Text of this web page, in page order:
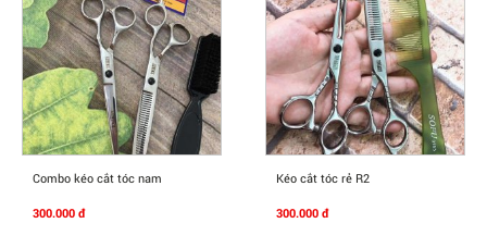
Mua Ngay
Combo kéo cắt tóc nam
300.000 đ
Mua Ngay
Kéo cắt tóc rẻ R2
300.000 đ